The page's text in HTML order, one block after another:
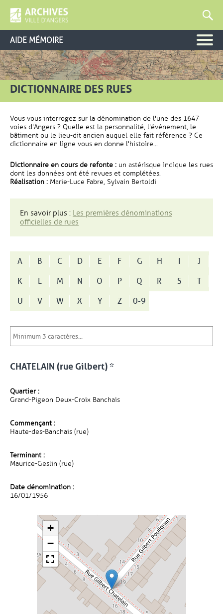
AIDE MÉMOIRE
DICTIONNAIRE DES RUES
Vous vous interrogez sur la dénomination de l'une des 1647
voies d'Angers ? Quelle est la personnalité, l'événement, le
bâtiment ou le lieu-dit ancien auquel elle fait référence ? Ce
dictionnaire en ligne vous en donne l'histoire...
Dictionnaire en cours de refonte : un astérisque indique les rues
dont les données ont été revues et complétées.
Réalisation : Marie-Luce Fabre, Sylvain Bertoldi
En savoir plus : Les premières dénominations
officielles de rues
A B C D E F G H I
J
K
L M N O P Q R S
T
U
V W X Y Z 0-9
CHATELAIN (rue Gilbert) *
Quartier :
Grand-Pigeon Deux-Croix Banchais
Commençant :
Haute-des-Banchais (rue)
Terminant :
Maurice-Geslin (rue)
Date dénomination :
16/01/1956
+
−